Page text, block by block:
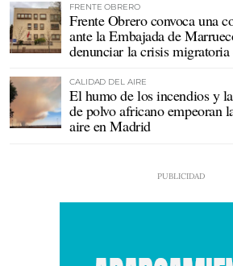
FRENTE OBRERO
Frente Obrero convoca una
ante la Embajada de
denunciar la crisis migratoria
CALIDAD DEL AIRE
El humo de los incendios y
de polvo africano empeoran
aire en Madrid